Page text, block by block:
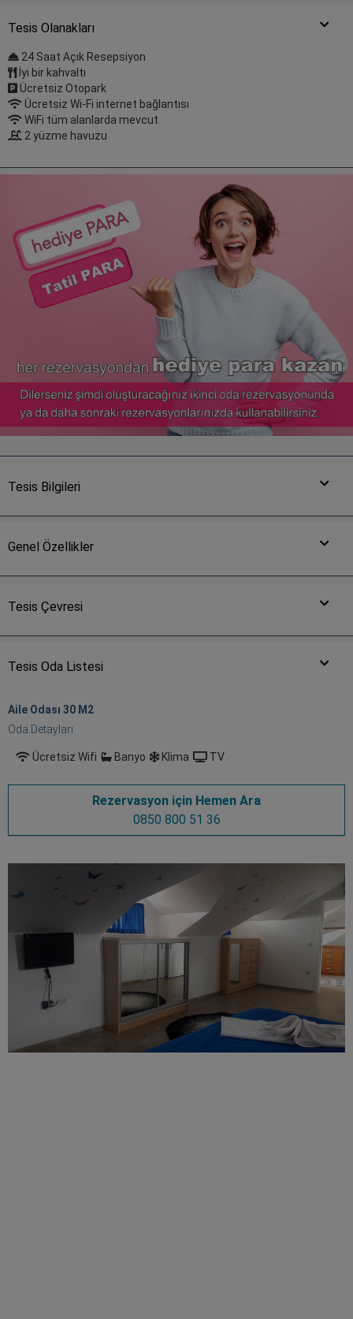
Tesis Olanakları
24 Saat Açık Resepsiyon
İyi bir kahvaltı
Ücretsiz Otopark
Ücretsiz Wi-Fi internet bağlantısı
WiFi tüm alanlarda mevcut
2 yüzme havuzu
Tesis Bilgileri
Genel Özellikler
Tesis Çevresi
Tesis Oda Listesi
Aile Odası 30 M 2
Oda Detayları
Ücretsiz Wifi Banyo Klima TV
Rezervasyon için Hemen Ara
0850 800 51 36